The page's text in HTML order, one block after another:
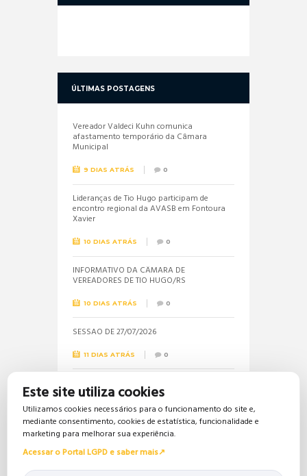
ÚLTIMAS POSTAGENS
Vereador Valdeci Kuhn comunica
afastamento temporário da Câmara
Municipal
9 DIAS ATRÁS 0
Lideranças de Tio Hugo participam de
encontro regional da AVASB em Fontoura
Xavier
10 DIAS ATRÁS 0
INFORMATIVO DA CÂMARA DE
VEREADORES DE TIO HUGO/RS
10 DIAS ATRÁS 0
SESSÃO DE 27/07/2026
11 DIAS ATRÁS 0
Informações sobre a realização do próximo
concurso público são solicitadas pela
vereadora Jéssica
19 DIAS ATRÁS 0
Este site utiliza cookies
Utilizamos cookies necessários para o funcionamento do site e,
mediante consentimento, cookies de estatística, funcionalidade e
marketing para melhorar sua experiência.
Acessar o Portal LGPD e saber mais